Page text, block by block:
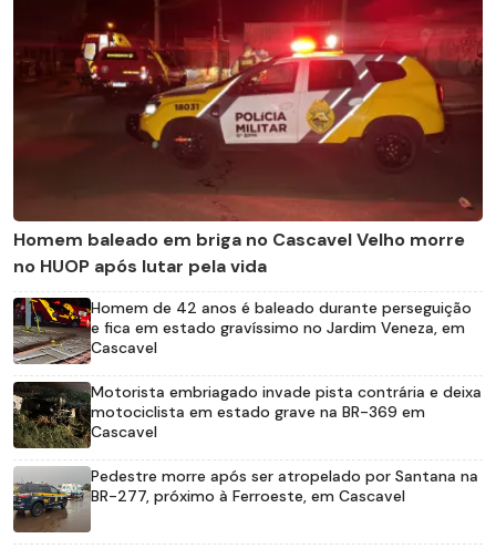
Homem baleado em briga no Cascavel Velho morre
no HUOP após lutar pela vida
Homem de 42 anos é baleado durante perseguição
e fica em estado gravíssimo no Jardim Veneza, em
Cascavel
Motorista embriagado invade pista contrária e deixa
motociclista em estado grave na BR-369 em
Cascavel
Pedestre morre após ser atropelado por Santana na
BR-277, próximo à Ferroeste, em Cascavel